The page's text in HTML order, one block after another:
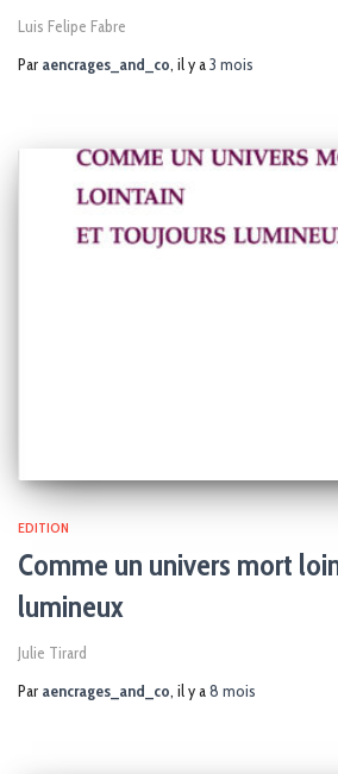
Luis Felipe Fabre
Par aencrages_and_co, il y a3 mois
EDITION
Comme un univers mort
lumineux
Julie Tirard
Par aencrages_and_co, il y a8 mois